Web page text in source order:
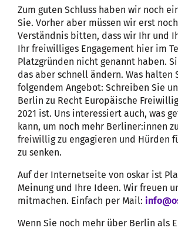
Zum guten Schluss haben wir noch
Sie. Vorher aber müssen wir erst
Verständnis bitten, dass wir Ihr und
Ihr freiwilliges Engagement hier im
Platzgründen nicht genannt haben.
das aber schnell ändern. Was halten
folgendem Angebot: Schreiben Sie
Berlin zu Recht Europäische
2021 ist. Uns interessiert auch, was
kann, um noch mehr Berliner:innen
freiwillig zu engagieren und Hürden
zu senken.
Auf der Internetseite von oskar ist
Meinung und Ihre Ideen. Wir freuen
mitmachen. Einfach per Mail:
Wenn Sie noch mehr über Berlin als